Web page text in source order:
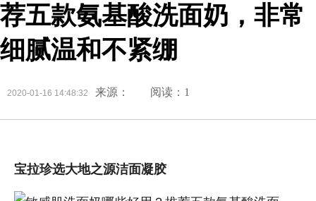
荐五款氨基酸洗面奶，非常
细腻温和不紧绷
2020-01-16 14:48:32 来源： 阅读：1
宝拉珍选大地之源洁面凝胶